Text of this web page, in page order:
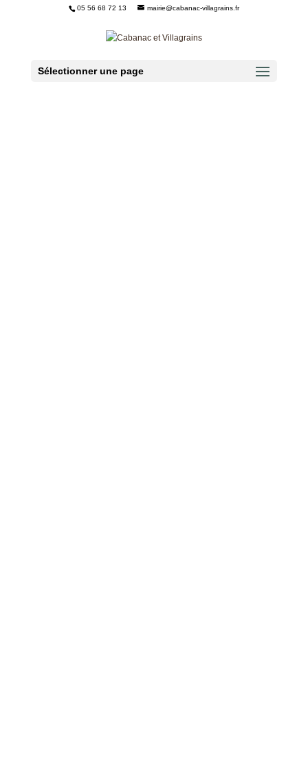
05 56 68 72 13 mairie@cabanac-villagrains.fr
Sélectionner une page